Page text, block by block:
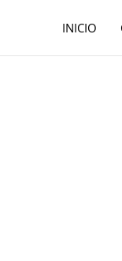
INICIO